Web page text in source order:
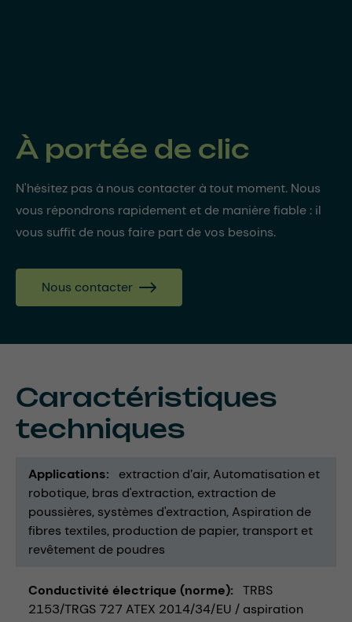
À portée de clic
N'hésitez pas à nous contacter à tout moment. Nous
vous répondrons rapidement et de manière fiable : il
vous suffit de nous faire part de vos besoins.
Nous contacter
Caractéristiques
techniques
Applications extraction d’air Automatisation et
robotique bras d'extraction extraction de
poussières systèmes d'extraction Aspiration de
fibres textiles production de papier transport et
revêtement de poudres
Conductivité électrique (norme)
TRBS
2153/TRGS 727 ATEX 2014/34/EU / aspiration